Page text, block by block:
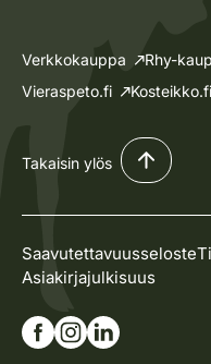
Verkkokauppa Rhy-
Vieraspeto.fi
Kosteikko.fi
Takaisin ylös
Saavutettavuusseloste
Asiakirjajulkisuus